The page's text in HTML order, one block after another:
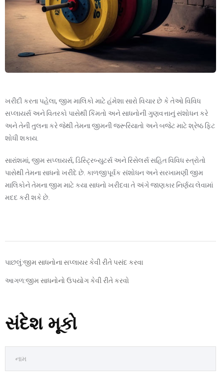
ખરીદી કરતા પહેલા, જીમ માલિકો માટે હંમેશા સારો વિચાર છે કે તેઓ વિવિધ
સપ્લાયર્સ અને વિતરકો પાસેથી કિંમતો અને સાધનોની ગુણવત્તાનું સંશોધન કરે
અને તેની તુલના કરે જેથી તેમના જીમની જરૂરિયાતો અને બજેટ માટે શ્રેષ્ઠ ફિટ
શોધી શકાય.
સારાંશમાં, જીમ સપ્લાયર્સ, ડિસ્ટ્રિબ્યુટર્સ અને રિસેલર્સ સહિત વિવિધ સ્ત્રોતો
પાસેથી તેમના સાધનો ખરીદે છે. કાળજીપૂર્વક સંશોધન અને સરખામણી જીમ
માલિકોને તેમના જીમ માટે કયા સાધનો ખરીદવા તે અંગે જાણકાર નિર્ણય લેવામાં
મદદ કરી શકે છે.
પાછલું:જીમ સાધનોના સપ્લાયર કેવી રીતે પસંદ કરવા
આગળ:જીમ સાધનોનો ઉપયોગ કેવી રીતે કરવો
સંદેશ મૂકો